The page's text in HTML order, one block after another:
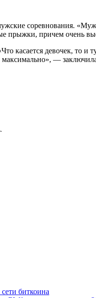
соревнования.
прыжки, причем очень
касается девочек,
максимально», —
биткоина